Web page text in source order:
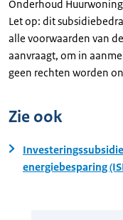
Onderhoud
Let op: dit
alle voorwaarden van
aanvraagt, om in
geen rechten worden
Zie ook
energiebesparing